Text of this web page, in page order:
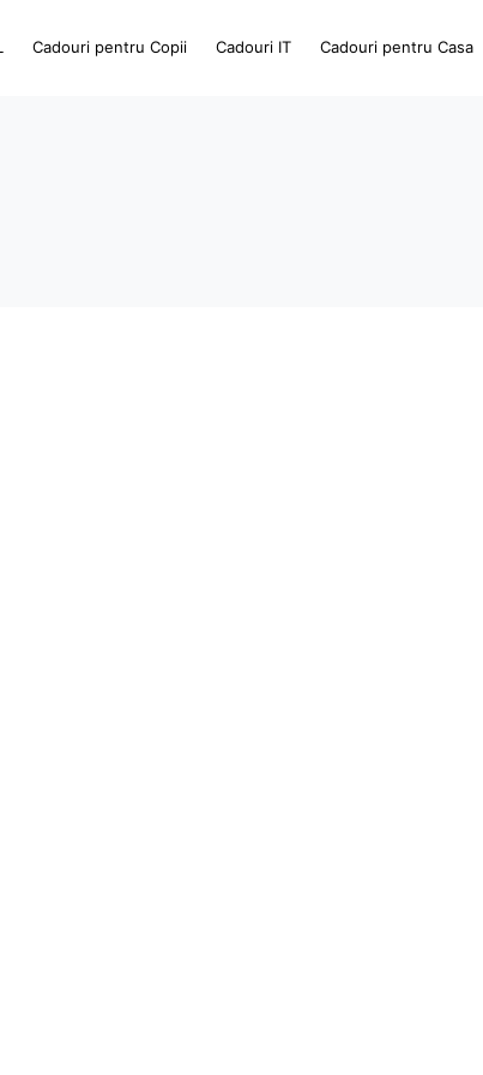
Cadouri pentru Copii Cadouri IT Cadouri pentru Casa